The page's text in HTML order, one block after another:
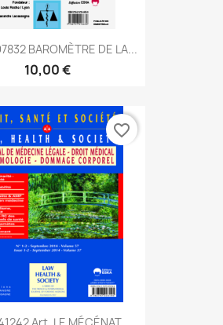
BAROMÈTRE DE LA...
10,00 €
favorite_border